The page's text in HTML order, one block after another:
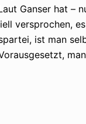
Ganser hat –
versprochen,
ist man